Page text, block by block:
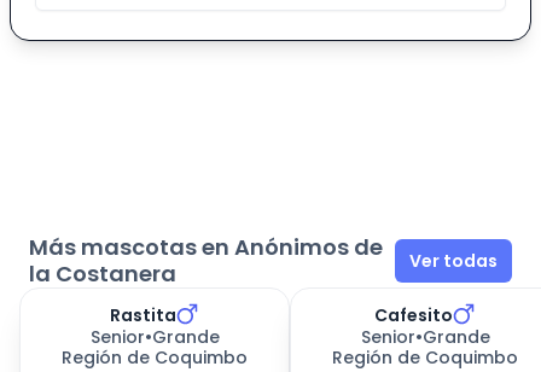
Más mascotas en Anónimos de
la Costanera
Ver todas
Rastita
Senior•Grande
Región de Coquimbo
Cafesito
Senior•Grande
Región de Coquimbo